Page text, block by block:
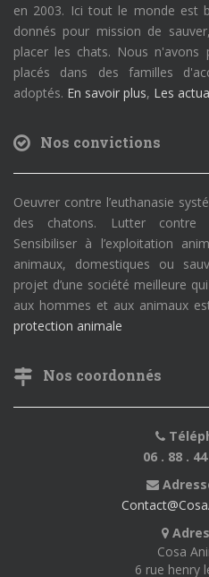
en 2003. Ici tout le monde est
donnés pour mission de
placer les chats. Nous
placés dans des familles
adoptés. En savoir plus, Les
Nos convictions
Oeuvrer contre l’euthanasie
des chatons. Lutter contre
Sensibiliser à l’exploitation
animaux, domestiques ou
projet d’une société meilleure
aux hommes et aux animaux
protection animale
Nos coordonnés
06 . 88 .
Cosa
6 rue henry